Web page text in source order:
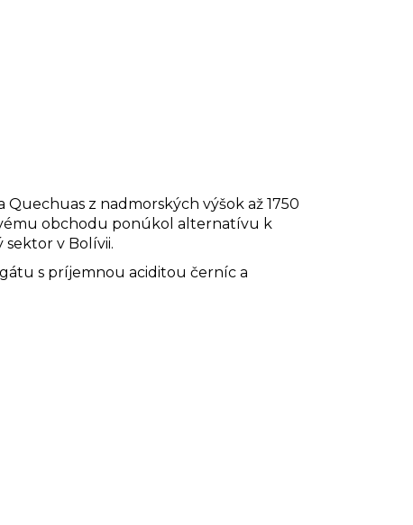
z nadmorských výšok až 1750
obchodu ponúkol alternatívu k
v Bolívii.
s príjemnou aciditou černíc a